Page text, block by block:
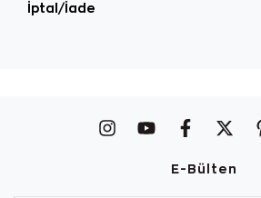
İptal/İade
E-Bülten